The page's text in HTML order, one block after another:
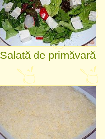
Salată de primăvară